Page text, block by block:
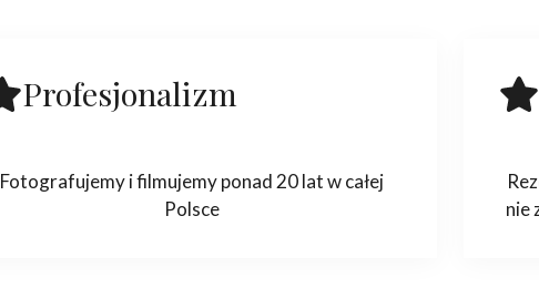
Profesjonalizm
Fotografujemy i filmujemy ponad 20 lat w całej
Polsce
nie